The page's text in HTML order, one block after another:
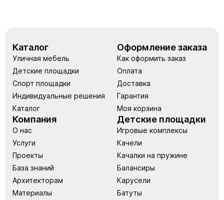
Каталог
Уличная мебель
Детские площадки
Спорт площадки
Индивидуальные решения
Каталог
Оформление заказа
Как оформить заказ
Оплата
Доставка
Гарантия
Моя корзина
Компания
О нас
Услуги
Проекты
База знаний
Архитекторам
Материалы
Детские площадки
Игровые комплексы
Качели
Качалки на пружине
Балансиры
Карусели
Батуты